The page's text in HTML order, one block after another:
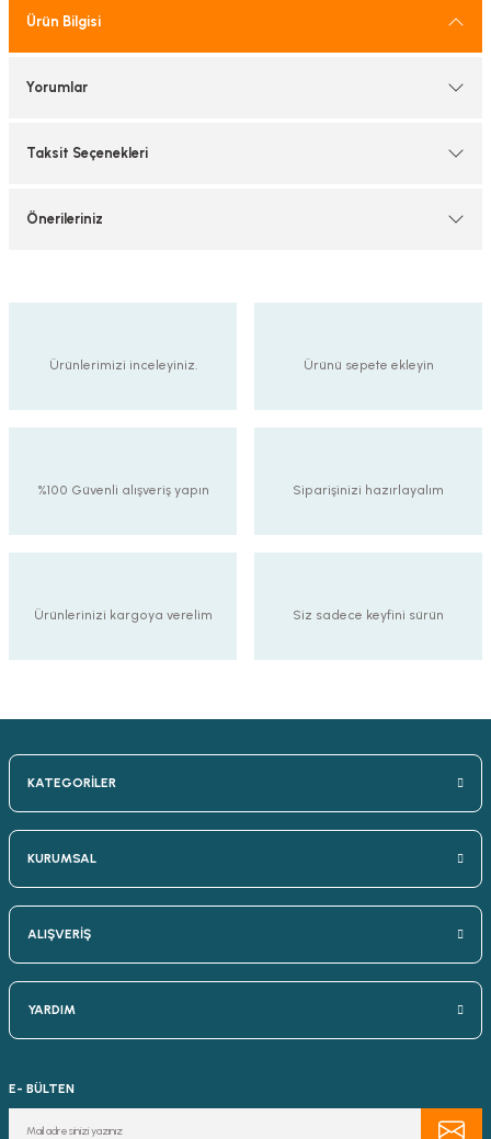
Ürün Bilgisi
Yorumlar
Taksit Seçenekleri
Önerileriniz
Ürünlerimizi inceleyiniz. Ürünü sepete ekleyin
%100 Güvenli alışveriş yapın Siparişinizi hazırlayalım
Ürünlerinizi kargoya verelim Siz sadece keyfini sürün
KATEGORİLER
KURUMSAL
ALIŞVERİŞ
YARDIM
E- BÜLTEN